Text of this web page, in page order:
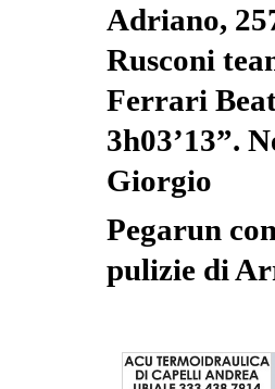
Adriano,
Rusconi
Ferrari
3h03’13”.
Giorgio
Pegarun
pulizie di